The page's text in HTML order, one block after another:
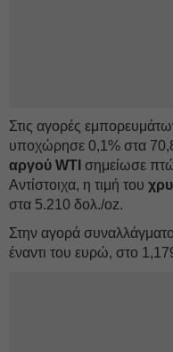
Στις αγορές
υποχώρησε 0,1% στα
αργού WTI σημείωσε
Αντίστοιχα, η τιμή του
στα 5.210 δολ./oz.
Στην αγορά
έναντι του ευρώ, στο